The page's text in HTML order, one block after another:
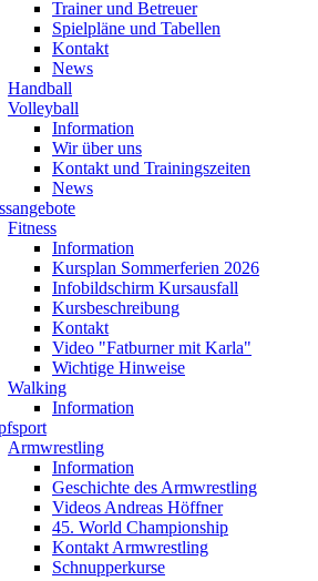
Trainer und Betreuer
Spielpläne und Tabellen
Kontakt
News
Handball
Volleyball
Information
Wir über uns
Kontakt und Trainingszeiten
News
Fitness
Information
Kursplan Sommerferien 2026
Infobildschirm Kursausfall
Kursbeschreibung
Kontakt
Video "Fatburner mit Karla"
Wichtige Hinweise
Walking
Information
Armwrestling
Information
Geschichte des Armwrestling
Videos Andreas Höffner
45. World Championship
Kontakt Armwrestling
Schnupperkurse